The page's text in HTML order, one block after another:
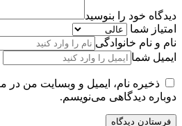
دیدگاه خود را بنوسید
امتیاز شما
نام و نام خانوادگی
ایمیل شما
ذخیره نام، ایمیل و وبسایت من در
دوباره دیدگاهی می‌نویسم.